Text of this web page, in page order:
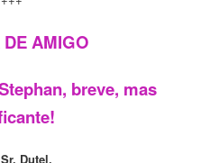
AMIGO
breve, mas
Dutel,